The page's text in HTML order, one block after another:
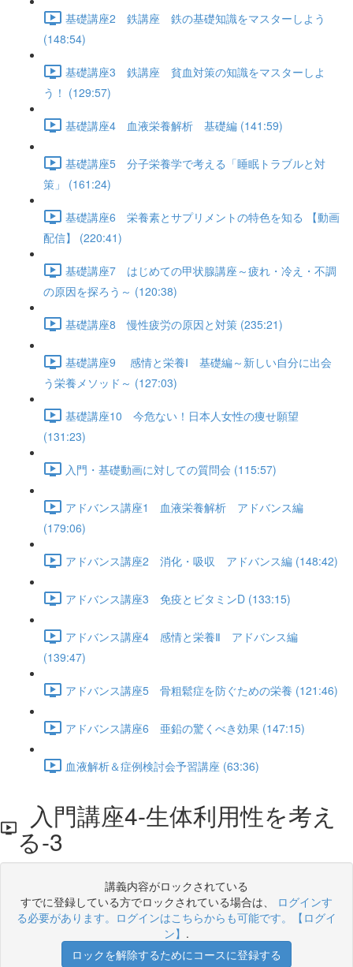
基礎講座2 鉄講座 鉄の基礎知識をマスターしよう
(148:54)
基礎講座3 鉄講座 貧血対策の知識をマスターしよ
う！ (129:57)
基礎講座4 血液栄養解析 基礎編 (141:59)
基礎講座5 分子栄養学で考える「睡眠トラブルと対
策」 (161:24)
基礎講座6 栄養素とサプリメントの特色を知る 【動画
配信】 (220:41)
基礎講座7 はじめての甲状腺講座～疲れ・冷え・不調
の原因を探ろう～ (120:38)
基礎講座8 慢性疲労の原因と対策 (235:21)
基礎講座9 感情と栄養Ⅰ 基礎編～新しい自分に出会
う栄養メソッド～ (127:03)
基礎講座10 今危ない！日本人女性の痩せ願望
(131:23)
入門・基礎動画に対しての質問会 (115:57)
アドバンス講座1 血液栄養解析 アドバンス編
(179:06)
アドバンス講座2 消化・吸収 アドバンス編 (148:42)
アドバンス講座3 免疫とビタミンD (133:15)
アドバンス講座4 感情と栄養Ⅱ アドバンス編
(139:47)
アドバンス講座5 骨粗鬆症を防ぐための栄養 (121:46)
アドバンス講座6 亜鉛の驚くべき効果 (147:15)
血液解析＆症例検討会予習講座 (63:36)
入門講座4-生体利用性を考え
る-3
講義内容がロックされている
すでに登録している方でロックされている場合は、 ログインす
る必要があります。ログインはこちらからも可能です。【ログイ
ン】 .
ロックを解除するためにコースに登録する